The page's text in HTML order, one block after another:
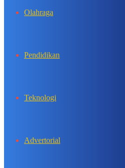
Olahraga
Pendidikan
Teknologi
Advertorial